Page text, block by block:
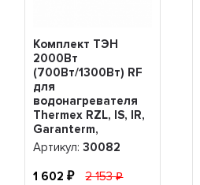
Комплект ТЭН
2000Вт
(700Вт/1300Вт) RF
для
водонагревателя
Thermex RZL, IS, IR,
Garanterm,
Electrolux EWH,
нерж. + анод М4,
30082
Артикул:30082
1 602 2 153